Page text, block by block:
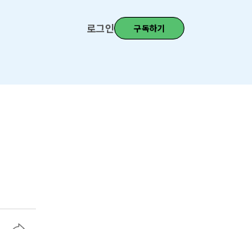
로그인 구독하기